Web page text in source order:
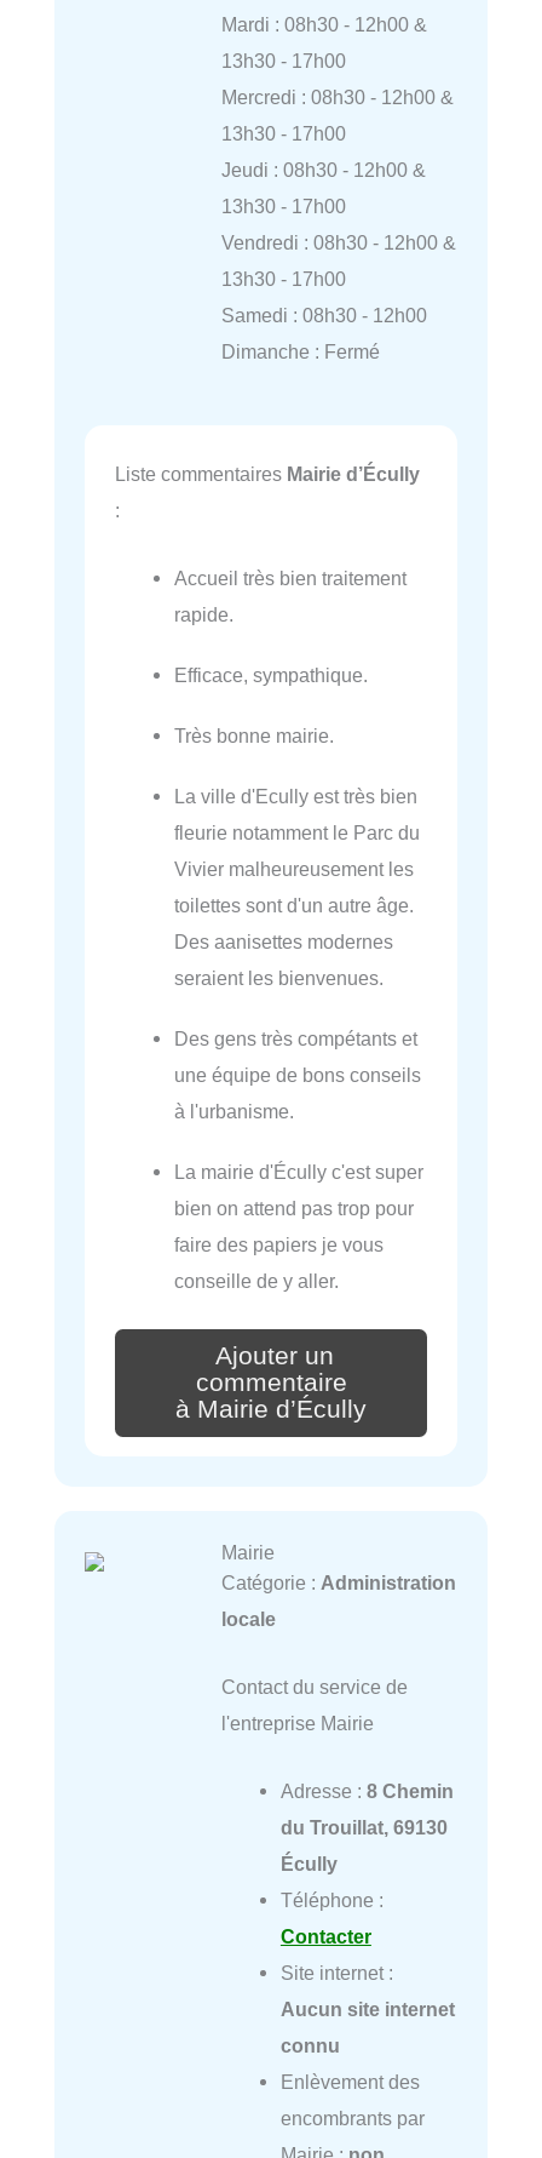
Mardi : 08h30 - 12h00 &
13h30 - 17h00
Mercredi : 08h30 - 12h00 &
13h30 - 17h00
Jeudi : 08h30 - 12h00 &
13h30 - 17h00
Vendredi : 08h30 - 12h00 &
13h30 - 17h00
Samedi : 08h30 - 12h00
Dimanche : Fermé
Liste commentaires Mairie d’Écully
:
Accueil très bien traitement
rapide.
Efficace, sympathique.
Très bonne mairie.
La ville d'Ecully est très bien
fleurie notamment le Parc du
Vivier malheureusement les
toilettes sont d'un autre âge.
Des aanisettes modernes
seraient les bienvenues.
Des gens très compétants et
une équipe de bons conseils
à l'urbanisme.
La mairie d'Écully c'est super
bien on attend pas trop pour
faire des papiers je vous
conseille de y aller.
Ajouter un
commentaire
à Mairie d’Écully
Mairie
Catégorie : Administration
locale
Contact du service de
l'entreprise Mairie
Adresse : 8 Chemin
du Trouillat, 69130
Écully
Téléphone :
Contacter
Site internet :
Aucun site internet
connu
Enlèvement des
encombrants par